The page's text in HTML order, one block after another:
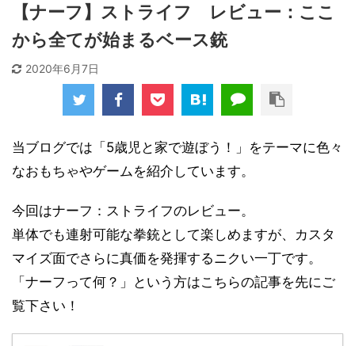
【ナーフ】ストライフ レビュー：ここ
から全てが始まるベース銃
2020年6月7日
当ブログでは「5歳児と家で遊ぼう！」をテーマに色々
なおもちゃやゲームを紹介しています。
今回はナーフ：ストライフのレビュー。
単体でも連射可能な拳銃として楽しめますが、カスタ
マイズ面でさらに真価を発揮するニクい一丁です。
「ナーフって何？」という方はこちらの記事を先にご
覧下さい！